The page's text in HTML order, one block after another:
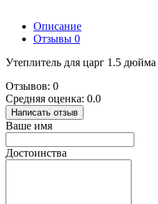
Описание
Отзывы 0
Утеплитель для царг 1.5 дюйма
Отзывов: 0
Средняя оценка: 0.0
Написать отзыв
Ваше имя
Достоинства